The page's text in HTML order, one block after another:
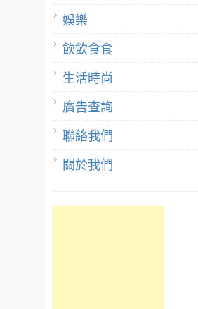
娛樂
飲飲食食
生活時尚
廣告查詢
聯絡我們
關於我們